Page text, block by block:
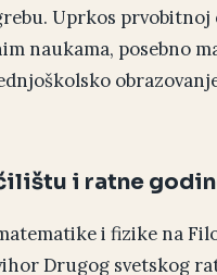
Uprkos
naukama, posebno
i ratne
i fizike na
Drugog svetskog